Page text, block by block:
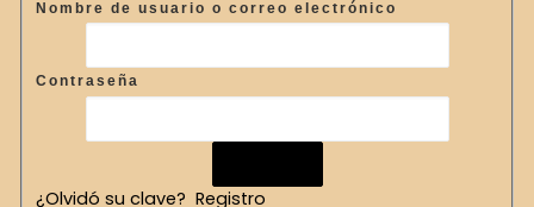
Nombre de usuario o correo electrónico
Contraseña
¿Olvidó su clave? Registro